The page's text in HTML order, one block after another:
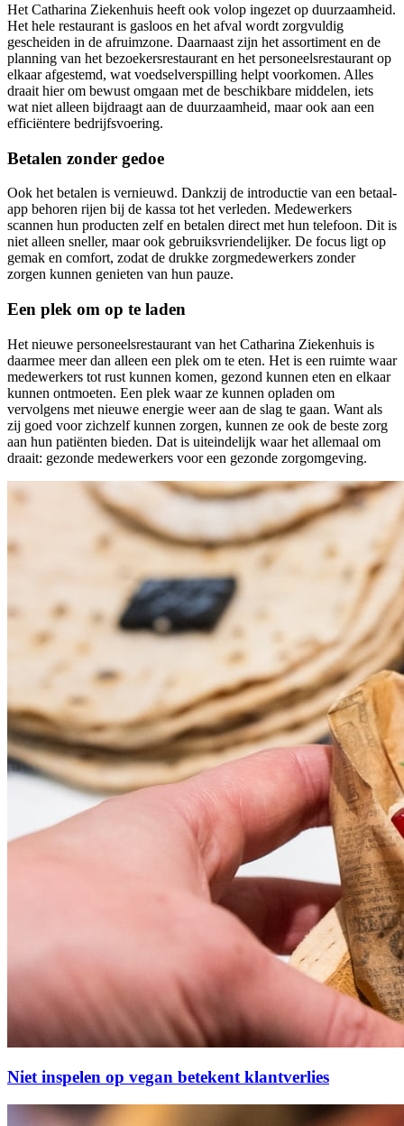
Het Catharina Ziekenhuis heeft ook volop ingezet op duurzaamheid.
Het hele restaurant is gasloos en het afval wordt zorgvuldig
gescheiden in de afruimzone. Daarnaast zijn het assortiment en de
planning van het bezoekersrestaurant en het personeelsrestaurant op
elkaar afgestemd, wat voedselverspilling helpt voorkomen. Alles
draait hier om bewust omgaan met de beschikbare middelen, iets
wat niet alleen bijdraagt aan de duurzaamheid, maar ook aan een
efficiëntere bedrijfsvoering.
Betalen zonder gedoe
Ook het betalen is vernieuwd. Dankzij de introductie van een betaal-
app behoren rijen bij de kassa tot het verleden. Medewerkers
scannen hun producten zelf en betalen direct met hun telefoon. Dit is
niet alleen sneller, maar ook gebruiksvriendelijker. De focus ligt op
gemak en comfort, zodat de drukke zorgmedewerkers zonder
zorgen kunnen genieten van hun pauze.
Een plek om op te laden
Het nieuwe personeelsrestaurant van het Catharina Ziekenhuis is
daarmee meer dan alleen een plek om te eten. Het is een ruimte waar
medewerkers tot rust kunnen komen, gezond kunnen eten en elkaar
kunnen ontmoeten. Een plek waar ze kunnen opladen om
vervolgens met nieuwe energie weer aan de slag te gaan. Want als
zij goed voor zichzelf kunnen zorgen, kunnen ze ook de beste zorg
aan hun patiënten bieden. Dat is uiteindelijk waar het allemaal om
draait: gezonde medewerkers voor een gezonde zorgomgeving.
Niet inspelen op vegan betekent klantverlies